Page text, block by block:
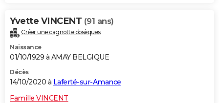
Yvette VINCENT (91 ans)
Créer une cagnotte obsèques
Naissance
01/10/1929 à AMAY BELGIQUE
Décès
14/10/2020 à Laferté-sur-Amance
Famille VINCENT